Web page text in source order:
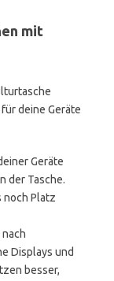
mit
deine Geräte
Geräte
der Tasche.
noch Platz
nach
Displays und
besser,